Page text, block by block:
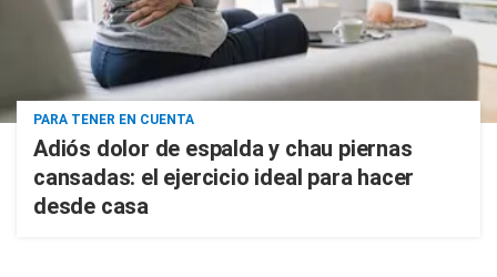
PARA TENER EN CUENTA
Adiós dolor de espalda y chau piernas
cansadas: el ejercicio ideal para hacer
desde casa